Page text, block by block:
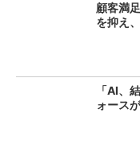
顧客満
を抑え
「AI、
ォース